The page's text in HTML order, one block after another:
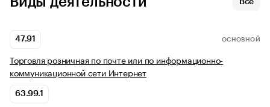
Все
47.91 ОСНОВНОЙ
Торговля розничная по почте или по информационно-
коммуникационной сети Интернет
63.99.1